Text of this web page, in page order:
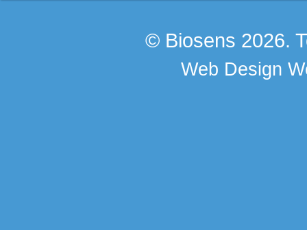
© Biosens 2026.
Web Design